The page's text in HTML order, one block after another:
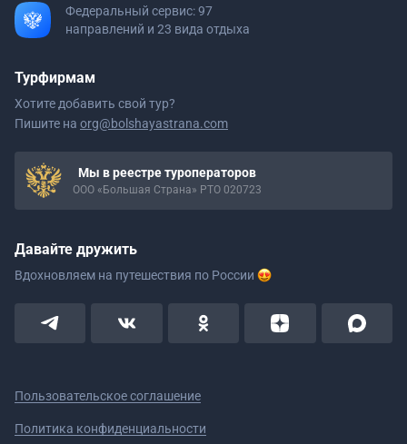
Федеральный сервис: 97
направлений и 23 вида отдыха
Турфирмам
Хотите добавить свой тур?
Пишите на org@bolshayastrana.com
Мы в реестре туроператоров
ООО «Большая Страна» РТО 020723
Давайте дружить
Вдохновляем на путешествия по России
Пользовательское соглашение
Политика конфиденциальности